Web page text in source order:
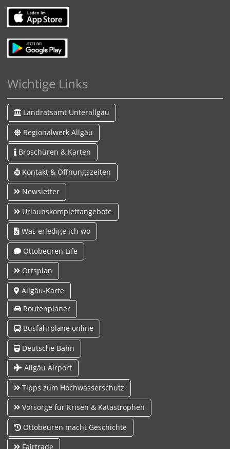
Wichtige Links
Landratsamt Unterallgäu
Regionalwerk Allgäu
Broschüren & Karten
Kontakt & Öffnungszeiten
Newsletter
Urlaubskomplettangebote
Was erledige ich wo
Ottobeuren Life
Ortsplan
Allgäu-Karte
Routenplaner
Busfahrpläne online
Deutsche Bahn
Allgäu Airport
Tipps zum Hochwasserschutz
Vorsorge für Krisen & Katastrophen
Ottobeuren macht Geschichte
Fairtrade